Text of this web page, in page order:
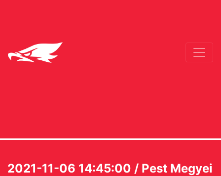
2021-11-06 14:45:00 / Pest Megyei